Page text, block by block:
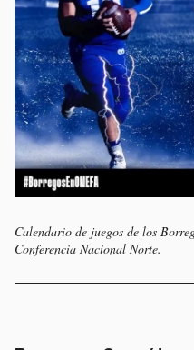
Calendario de juegos de los
Conferencia Nacional Norte.